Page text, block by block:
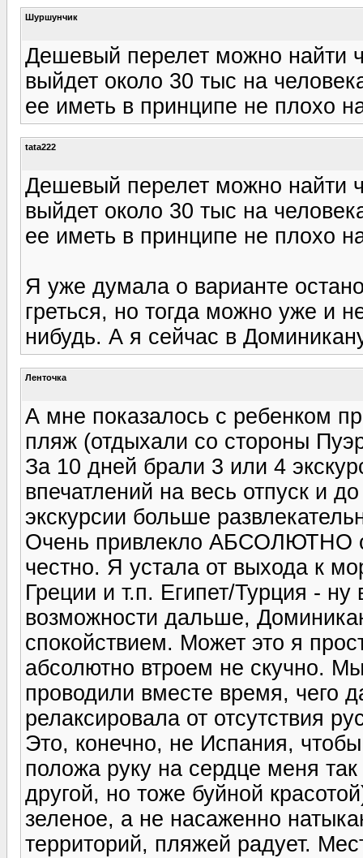
Шуршунчик
Дешевый перелет можно найти
выйдет около 30 тыс на
ее иметь в принципе не плохо
tata222
Дешевый перелет можно найти
выйдет около 30 тыс на
ее иметь в принципе не плохо
Я уже думала о варианте
греться, но тогда можно уже и
нибудь. А я сейчас в
Ленточка
А мне показалось с ребенком
пляж (отдыхали со стороны
За 10 дней брали 3 или 4
впечатлений на весь отпуск и
экскурсии больше
Очень привлекло АБСОЛЮТНО
честно. Я устала от выхода к
Греции и т.п. Египет/Турция -
возможности дальше,
спокойствием. Может это я
абсолютно втроем не скучно.
проводили вместе время, чего
релаксировала от отсутствия
Это, конечно, не Испания,
положа руку на сердце меня
другой, но тоже буйной
зеленое, а не насаженно
территорий, пляжей радует.